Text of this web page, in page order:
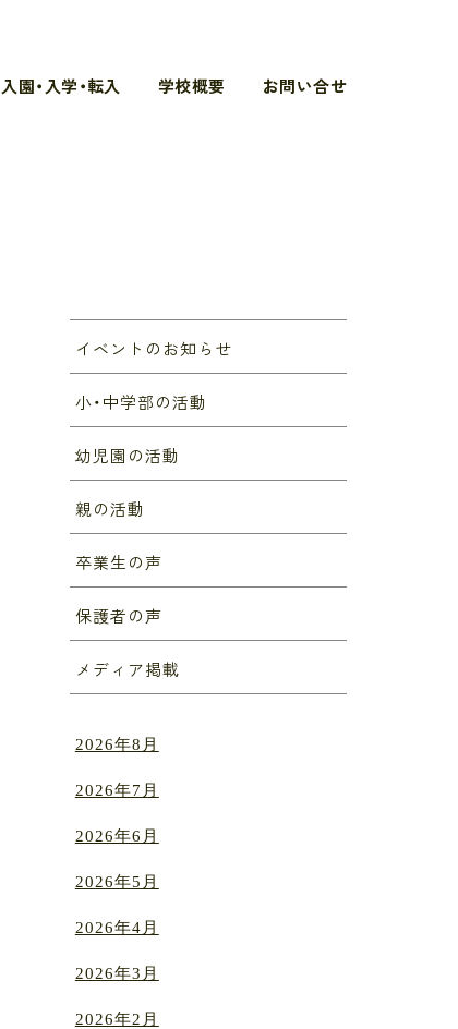
入園・入学・転入 学校概要 お問い合せ
イベントのお知らせ
小・中学部の活動
幼児園の活動
親の活動
卒業生の声
保護者の声
メディア掲載
2026年8月
2026年7月
2026年6月
2026年5月
2026年4月
2026年3月
2026年2月